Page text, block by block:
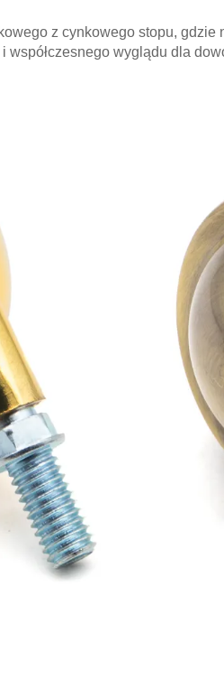
z cynkowego stopu,
wyglądu dla